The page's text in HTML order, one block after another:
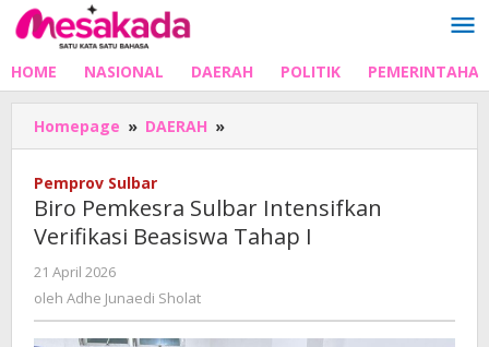
Lewati
ke
HOME NASIONAL DAERAH POLITIK
Homepage » DAERAH »
Pemkesra
Verifikasi
Beasiswa
Pemprov Sulbar
Biro Pemkesra Sulbar Intensifkan
Verifikasi Beasiswa Tahap I
21 April 2026
Adhe
oleh Adhe Junaedi Sholat